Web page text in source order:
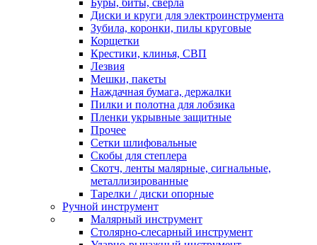
Буры, биты, сверла
Диски и круги для электроинструмента
Зубила, коронки, пилы круговые
Корщетки
Крестики, клинья, СВП
Лезвия
Мешки, пакеты
Наждачная бумага, держалки
Пилки и полотна для лобзика
Пленки укрывные защитные
Прочее
Сетки шлифовальные
Скобы для степлера
Скотч, ленты малярные, сигнальные,
металлизированные
Тарелки / диски опорные
Ручной инструмент
Малярный инструмент
Столярно-слесарный инструмент